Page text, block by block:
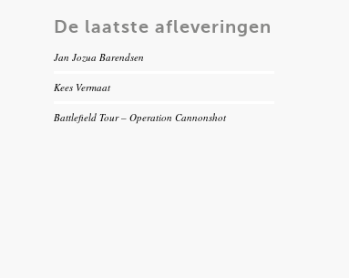
De laatste afleveringen
Jan Jozua Barendsen
Kees Vermaat
Battlefield Tour – Operation Cannonshot